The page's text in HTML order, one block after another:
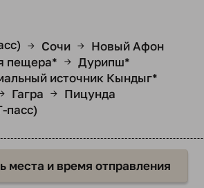
→ Сочи → Новый Афон
пещера* → Дурипш*
источник Кындыг*
Гагра → Пицунда
пасс)
места и время отправления